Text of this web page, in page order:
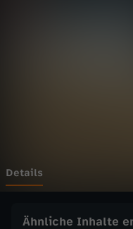
5
Details
Ähnliche Inhalte